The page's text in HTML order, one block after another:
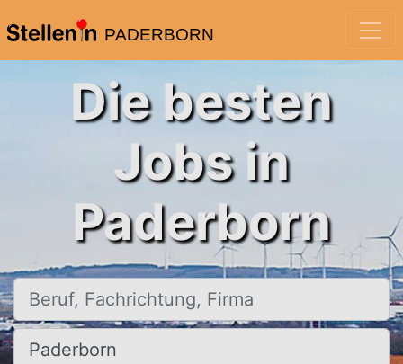
PADERBORN
Die besten
Jobs in
Paderborn
Beruf, Fachrichtung, Firma
Ort, Stadt